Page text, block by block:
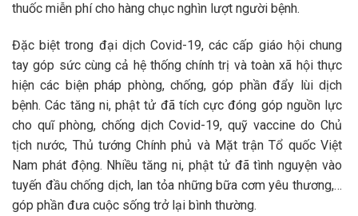
thuốc miễn phí cho hàng chục nghìn lượt người bệnh.
Đặc biệt trong đại dịch Covid-19, các cấp giáo hội chung
tay góp sức cùng cả hệ thống chính trị và toàn xã hội thực
hiện các biện pháp phòng, chống, góp phần đẩy lùi dịch
bệnh. Các tăng ni, phật tử đã tích cực đóng góp nguồn lực
cho quĩ phòng, chống dịch Covid-19, quỹ vaccine do Chủ
tịch nước, Thủ tướng Chính phủ và Mặt trận Tổ quốc Việt
Nam phát động. Nhiều tăng ni, phật tử đã tình nguyện vào
tuyến đầu chống dịch, lan tỏa những bữa cơm yêu thương,…
góp phần đưa cuộc sống trở lại bình thường.